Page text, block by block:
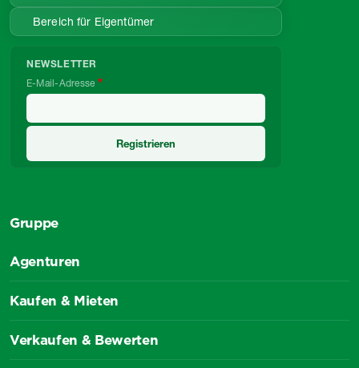
Bereich für Eigentümer
NEWSLETTER
E-Mail-Adresse
Gruppe
Agenturen
Kaufen & Mieten
Verkaufen & Bewerten